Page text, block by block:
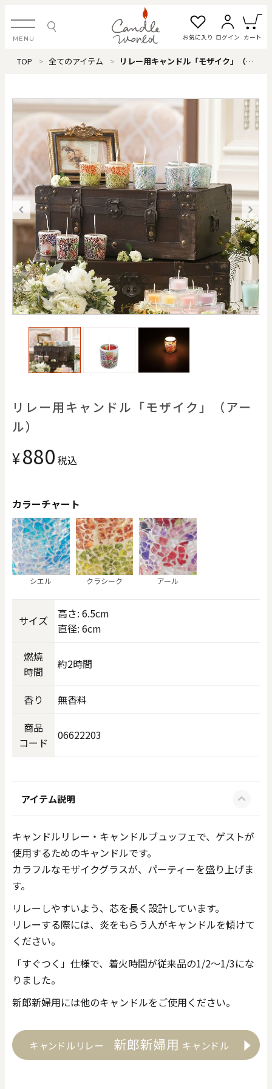
MENU お気に入り ログイン カート
ログイン・新規会員登録
お気に入り一覧 カートを見る
すべてのアイテム
カテゴリから探す
#タグから探す
価格で探す
クリア
色で探す
お買い物ガイド 企業情報 お知らせ
TOP 全てのアイテム リレー用キャンドル「モザイク」（アール）
リレー用キャンドル「モザイク」（アー
ル）
¥880 税込
カラーチャート
シエル クラシーク アール
サイズ
高さ: 6.5cm
直径: 6cm
燃焼
時間
約2時間
香り
無香料
商品
コード
06622203
アイテム説明
キャンドルリレー・キャンドルブュッフェで、ゲストが
使用するためのキャンドルです。
カラフルなモザイクグラスが、パーティーを盛り上げま
す。
リレーしやすいよう、芯を長く設計しています。
リレーする際には、炎をもらう人がキャンドルを傾けて
ください。
「すぐつく」仕様で、着火時間が従来品の1/2～1/3にな
りました。
新郎新婦用には他のキャンドルをご使用ください。